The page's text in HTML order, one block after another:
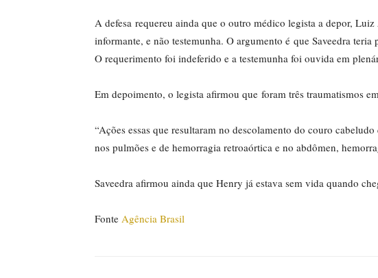
A defesa requereu ainda que o outro médico legista a depor,
informante, e não testemunha. O argumento é que Saveedra
O requerimento foi indeferido e a testemunha foi ouvida em
Em depoimento, o legista afirmou que foram três traumatismos
“Ações essas que resultaram no descolamento do couro
nos pulmões e de hemorragia retroaórtica e no abdômen,
Saveedra afirmou ainda que Henry já estava sem vida quando
Fonte Agência Brasil